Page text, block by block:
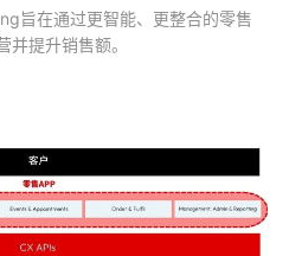
旨在通过更智能、更整合的零售
提升销售额。